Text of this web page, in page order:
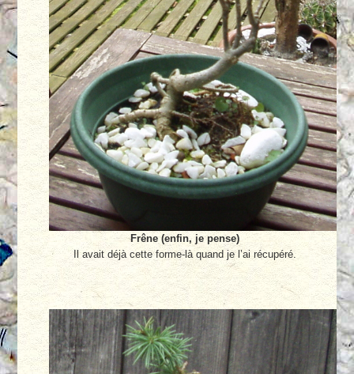
Frêne (enfin, je pense)
Il avait déjà cette forme-là quand je l’ai récupéré.